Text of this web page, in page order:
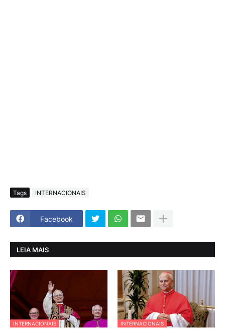
Tags INTERNACIONAIS
Facebook
LEIA MAIS
INTERNACIONAIS INTERNACIONAIS